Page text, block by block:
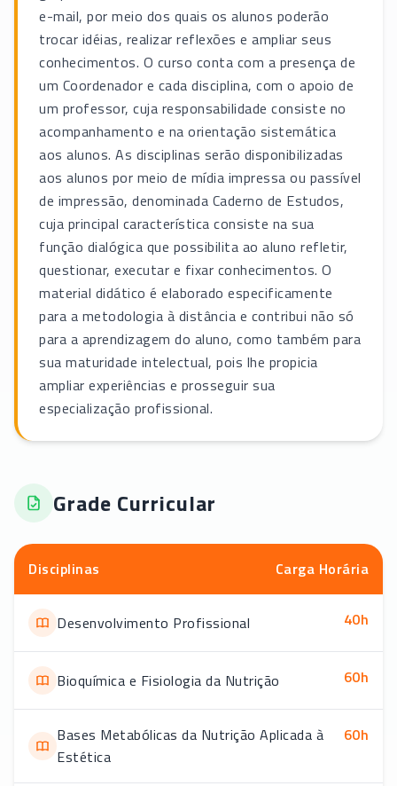
e-mail, por meio dos quais os alunos poderão
trocar idéias, realizar reflexões e ampliar seus
conhecimentos. O curso conta com a presença de
um Coordenador e cada disciplina, com o apoio de
um professor, cuja responsabilidade consiste no
acompanhamento e na orientação sistemática
aos alunos. As disciplinas serão disponibilizadas
aos alunos por meio de mídia impressa ou passível
de impressão, denominada Caderno de Estudos,
cuja principal característica consiste na sua
função dialógica que possibilita ao aluno refletir,
questionar, executar e fixar conhecimentos. O
material didático é elaborado especificamente
para a metodologia à distância e contribui não só
para a aprendizagem do aluno, como também para
sua maturidade intelectual, pois lhe propicia
ampliar experiências e prosseguir sua
especialização profissional.
Grade Curricular
Disciplinas Carga Horária
Desenvolvimento Profissional 40h
Bioquímica e Fisiologia da Nutrição 60h
Bases Metabólicas da Nutrição Aplicada à
Estética
60h